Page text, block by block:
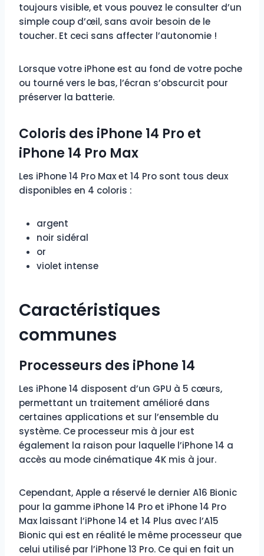
toujours visible, et vous pouvez le consulter d’un
simple coup d’œil, sans avoir besoin de le
toucher. Et ceci sans affecter l’autonomie !
Lorsque votre iPhone est au fond de votre poche
ou tourné vers le bas, l’écran s’obscurcit pour
préserver la batterie.
Coloris des iPhone 14 Pro et
iPhone 14 Pro Max
Les iPhone 14 Pro Max et 14 Pro sont tous deux
disponibles en 4 coloris :
argent
noir sidéral
or
violet intense
Caractéristiques
communes
Processeurs des iPhone 14
Les iPhone 14 disposent d’un GPU à 5 cœurs,
permettant un traitement amélioré dans
certaines applications et sur l’ensemble du
système. Ce processeur mis à jour est
également la raison pour laquelle l’iPhone 14 a
accès au mode cinématique 4K mis à jour.
Cependant, Apple a réservé le dernier A16 Bionic
pour la gamme iPhone 14 Pro et iPhone 14 Pro
Max laissant l’iPhone 14 et 14 Plus avec l’A15
Bionic qui est en réalité le même processeur que
celui utilisé par l’iPhone 13 Pro. Ce qui en fait un